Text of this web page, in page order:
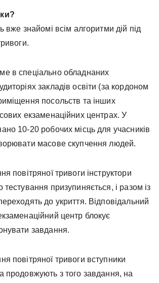
вже знайомі всім алгоритми дій під
в спеціально обладнаних
закладів освіти (за кордоном
посольств та інших
екзаменаційних центрах. У
10-20 робочих місць для учасників
масове скупчення людей.
повітряної тривоги інструктори
призупиняється, і разом із
до укриття. Відповідальний
центр блокує
завдання.
повітряної тривоги вступники
продовжують з того завдання, на